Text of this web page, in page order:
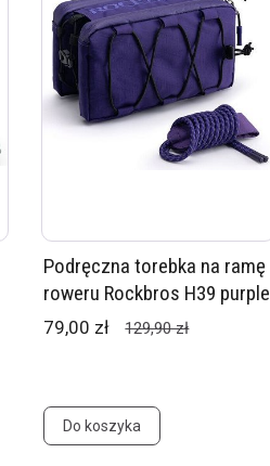
Podręczna torebka na ramę
roweru Rockbros H39 purple
79,00 zł 129,90 zł
Do koszyka